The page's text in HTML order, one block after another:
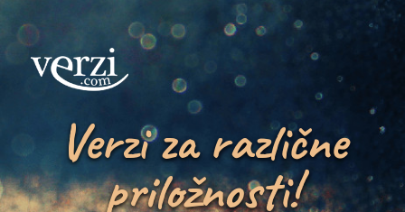
Verzi za različne
priložnosti!